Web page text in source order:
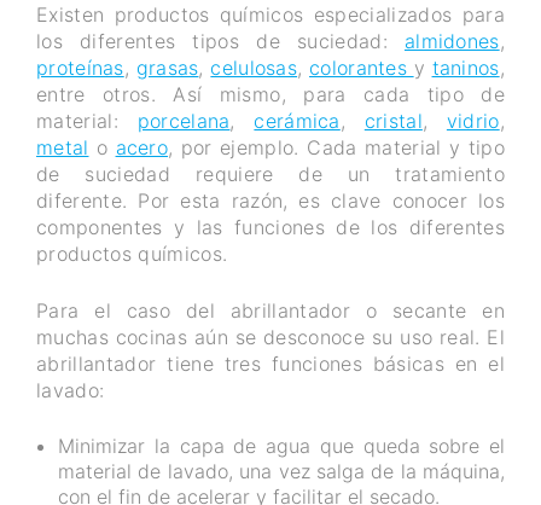
Existen productos químicos especializados para
los diferentes tipos de suciedad: almidones,
proteínas, grasas, celulosas, colorantes y taninos,
entre otros. Así mismo, para cada tipo de
material: porcelana, cerámica , cristal, vidrio,
metal o acero, por ejemplo. Cada material y tipo
de suciedad requiere de un tratamiento
diferente. Por esta razón, es clave conocer los
componentes y las funciones de los diferentes
productos químicos.
Para el caso del abrillantador o secante en
muchas cocinas aún se desconoce su uso real. El
abrillantador tiene tres funciones básicas en el
lavado:
Minimizar la capa de agua que queda sobre el
material de lavado, una vez salga de la máquina,
con el fin de acelerar y facilitar el secado.